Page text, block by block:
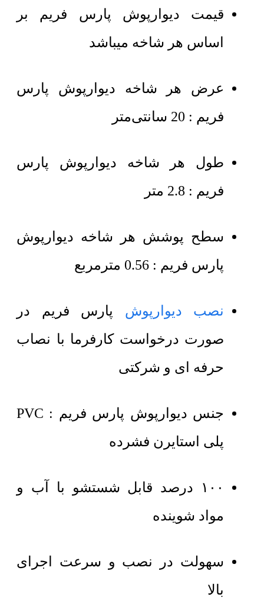
قیمت دیوارپوش پارس فریم بر
اساس هر شاخه میباشد
عرض هر شاخه دیوارپوش پارس
فریم : 20 سانتی‌متر
طول هر شاخه دیوارپوش پارس
فریم : 2.8 متر
سطح پوشش هر شاخه دیوارپوش
پارس فریم : 0.56 مترمربع
نصب دیوارپوش پارس فریم در
صورت درخواست کارفرما با نصاب
حرفه ای و شرکتی
جنس دیوارپوش پارس فریم : PVC
پلی استایرن فشرده
۱۰۰ درصد قابل شستشو با آب و
مواد شوینده
سهولت در نصب و سرعت اجرای
بالا